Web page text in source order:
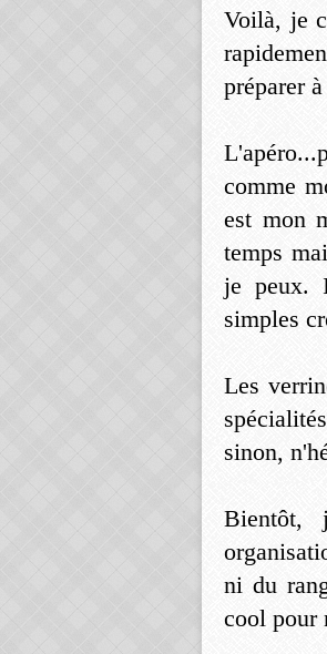
Voilà, je
préparer
comme
est mon
temps
je peux.
simples
Les
sinon,
Bientôt,
ni du
cool pour